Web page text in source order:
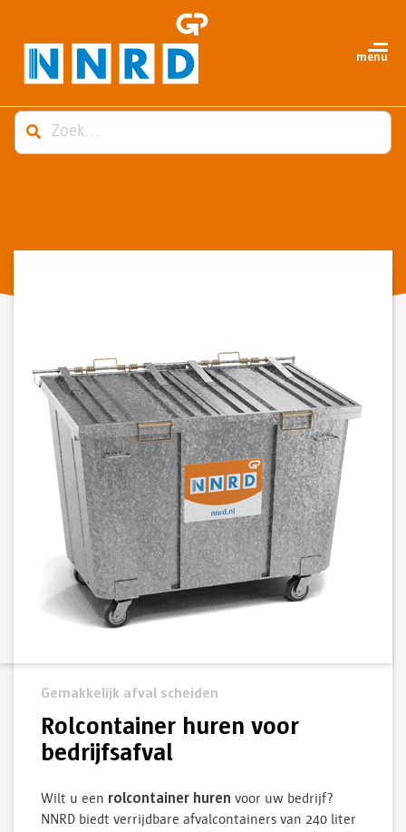
Gemakkelijk afval scheiden
Rolcontainer huren voor
bedrijfsafval
Wilt u een rolcontainer huren voor uw bedrijf?
NNRD biedt verrijdbare afvalcontainers van 240 liter